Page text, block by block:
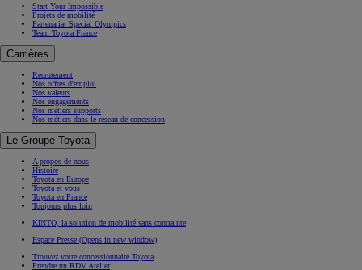
Start Your Impossible
Projets de mobilité
Partenariat Special Olympics
Team Toyota France
Carrières
Recrutement
Nos offres d'emploi
Nos valeurs
Nos engagements
Nos métiers supports
Nos métiers dans le réseau de concession
Le Groupe Toyota
A propos de nous
Histoire
Toyota en Europe
Toyota et vous
Toyota en France
Toujours plus loin
KINTO, la solution de mobilité sans contrainte
Espace Presse (Opens in new window)
Trouvez votre concessionnaire Toyota
Prendre un RDV Atelier